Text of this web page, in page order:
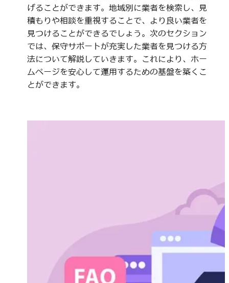
げることができます。地域別に業者を検索し、見
積もりや相談を重視することで、より良い業者を
見つけることができるでしょう。次のセクション
では、保守サポートが充実した業者を見つける方
法について解説していきます。これにより、ホー
ムページを安心して運用するための基盤を築くこ
とができます。